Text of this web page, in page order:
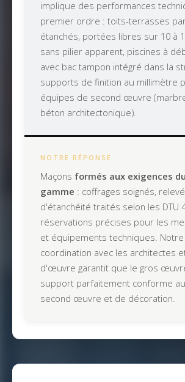
implique des performances
premier ordre : toits-terrasses
étanchés, portées libres sur 10 à
sans pilier apparent, piscines à
avec bac tampon intégré dans la
supports de finition au millimètre
équipes de second œuvre
béton architectonique).
NOTRE RÉPONSE
Maçons formés aux exigences
gamme : coffrages soignés,
d'étanchéité traités selon les DTU
réservations précises pour les
et équipements techniques. Notre
coordination avec les architectes
d'œuvre garantit que le gros
support parfaitement conforme
second œuvre et de décoration.